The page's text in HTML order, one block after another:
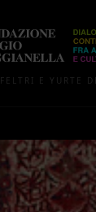
FELTRI E YURTE